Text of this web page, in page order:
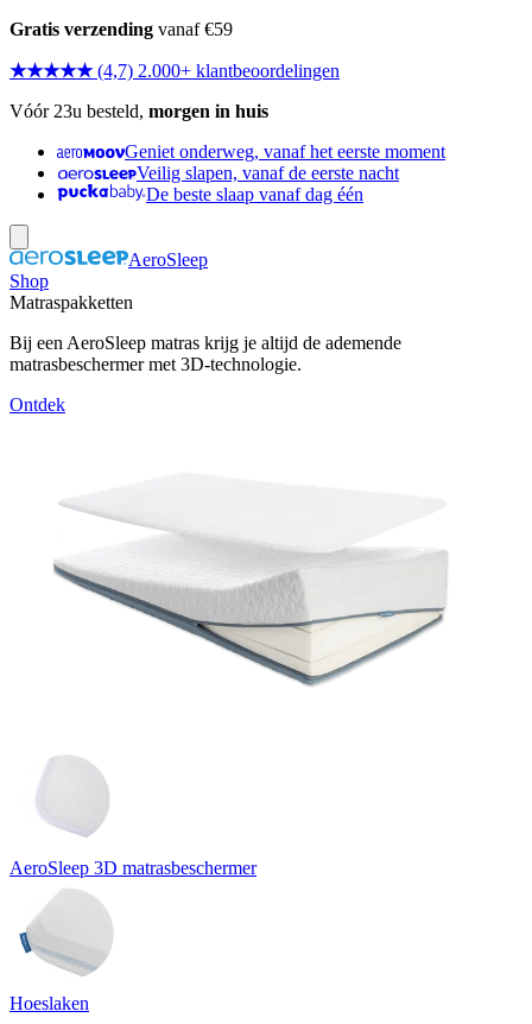
Gratis verzending vanaf €59
★★★★★ (4,7) 2.000+ klantbeoordelingen
Vóór 23u besteld, morgen in huis
Geniet onderweg, vanaf het eerste moment
Veilig slapen, vanaf de eerste nacht
De beste slaap vanaf dag één
AeroSleep
Shop
Matraspakketten
Bij een AeroSleep matras krijg je altijd de ademende
matrasbeschermer met 3D-technologie.
Ontdek
AeroSleep 3D matrasbeschermer
Hoeslaken